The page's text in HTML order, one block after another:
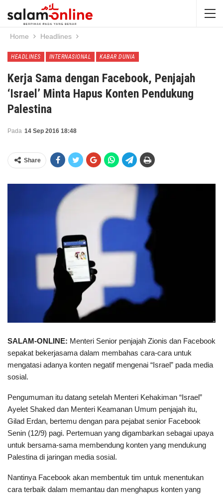
Home Headlines
HEADLINES INTERNASIONAL KABAR DUNIA
Kerja Sama dengan Facebook, Penjajah
‘Israel’ Minta Hapus Konten Pendukung
Palestina
Pada 14 Sep 2016 18:48
Share
SALAM-ONLINE: Menteri Senior penjajah Zionis dan Facebook
sepakat bekerjasama dalam membahas cara-cara untuk
mengatasi adanya konten negatif mengenai “Israel” pada media
sosial.
Pengumuman itu datang setelah Menteri Kehakiman “Israel”
Ayelet Shaked dan Menteri Keamanan Umum penjajah itu,
Gilad Erdan, bertemu dengan para pejabat senior Facebook
Senin (12/9) pagi. Pertemuan yang digambarkan sebagai upaya
untuk bersama-sama membendung konten yang mendukung
Palestina di jaringan media sosial.
Nantinya Facebook akan membentuk tim untuk menentukan
cara terbaik dalam memantau dan menghapus konten yang